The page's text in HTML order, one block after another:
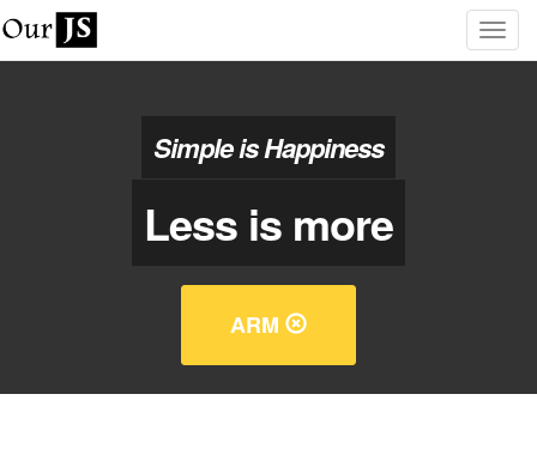
Simple is Happiness
Less is more
ARM